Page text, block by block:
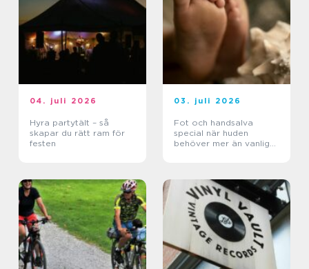
04. juli 2026
Hyra partytält – så
skapar du rätt ram för
festen
03. juli 2026
Fot och handsalva
special när huden
behöver mer än vanlig